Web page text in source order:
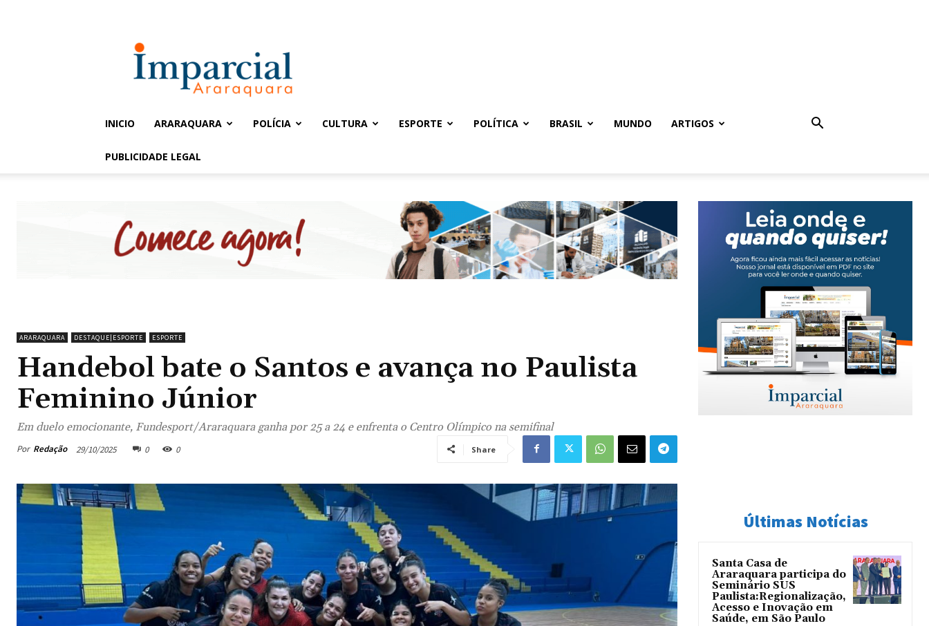
Imparcial
INICIO ARARAQUARA POLÍCIA CULTURA ESPORTE POLÍTICA BRASIL MUNDO ARTIGOS
PUBLICIDADE LEGAL
ARARAQUARA DESTAQUE|ESPORTE ESPORTE
Handebol bate o Santos e avança no Paulista
Feminino Júnior
Em duelo emocionante, Fundesport/Araraquara ganha por 25 a 24 e enfrenta o Centro Olímpico na semifinal
Por Redação 29/10/2025 0 0 Share
Últimas Notícias
Santa Casa de
Araraquara participa do
Seminário SUS
Paulista:Regionalização,
Acesso e Inovação em
Saúde, em São Paulo